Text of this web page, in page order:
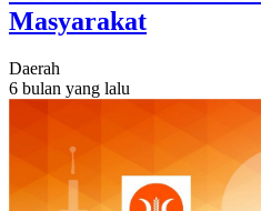
Masyarakat
Daerah
6 bulan yang lalu